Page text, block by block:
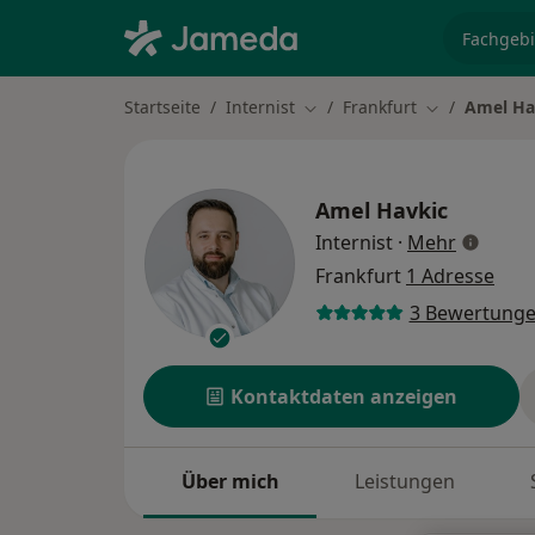
Startseite Internist Stadt ändern
Frankfurt Stadt ändern
Amel
Amel Havkic
Internist · Mehrüber
Frankfurt 1 Adresse
3
Kontaktdaten anzeigen
Über mich Leistungen